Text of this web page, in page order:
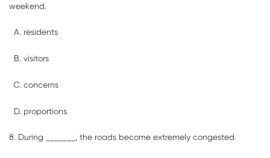
weekend.
residents
visitors
concerns
proportions
8. During _______, the roads become extremely congested.